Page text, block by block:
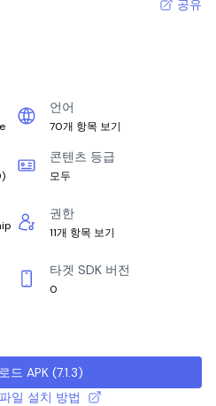
공유
언어
70개 항목 보기
)
콘텐츠 등급
모두
권한
11개 항목 보기
타겟 SDK 버전
0
드 APK(7.1.3)
일 설치 방법